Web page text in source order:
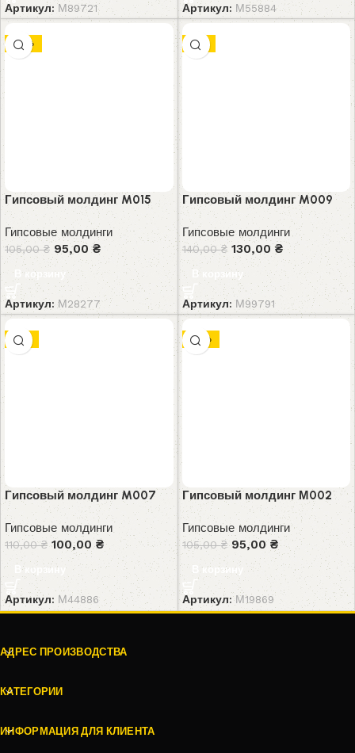
Артикул:М89721 Артикул: М55884
-10%
Гипсовый молдинг M015
Гипсовые молдинги
105,00₴ 95,00₴
В корзину
Артикул: М28277
-7%
Гипсовый молдинг M009
Гипсовые молдинги
140,00₴ 130,00₴
В корзину
Артикул:М99791
-9%
Гипсовый молдинг M007
Гипсовые молдинги
110,00₴ 100,00₴
В корзину
Артикул: М44886
-10%
Гипсовый молдинг М002
Гипсовые молдинги
105,00₴ 95,00 ₴
В корзину
Артикул:М19869
АДРЕС ПРОИЗВОДСТВА
КАТЕГОРИИ
ИНФОРМАЦИЯ ДЛЯ КЛИЕНТА